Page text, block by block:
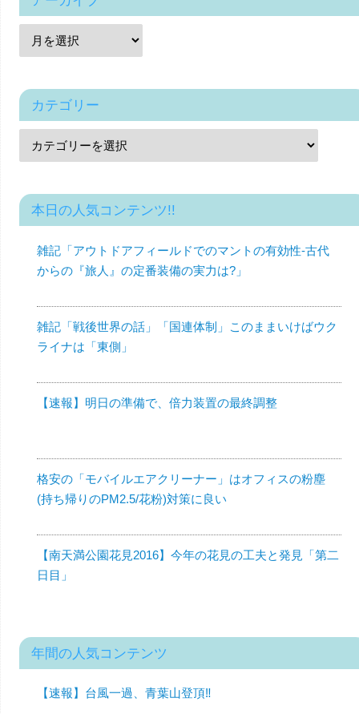
カテゴリー
本日の人気コンテンツ!!
雑記「アウトドアフィールドでのマントの有効性-古代
からの『旅人』の定番装備の実力は?」
雑記「戦後世界の話」「国連体制」このままいけばウク
ライナは「東側」
【速報】明日の準備で、倍力装置の最終調整
格安の「モバイルエアクリーナー」はオフィスの粉塵
(持ち帰りのPM2.5/花粉)対策に良い
【南天満公園花見2016】今年の花見の工夫と発見「第二
日目」
年間の人気コンテンツ
【速報】台風一過、青葉山登頂‼︎